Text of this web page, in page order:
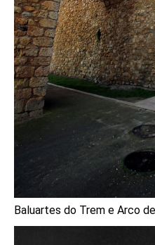
Baluartes do Trem e Arco